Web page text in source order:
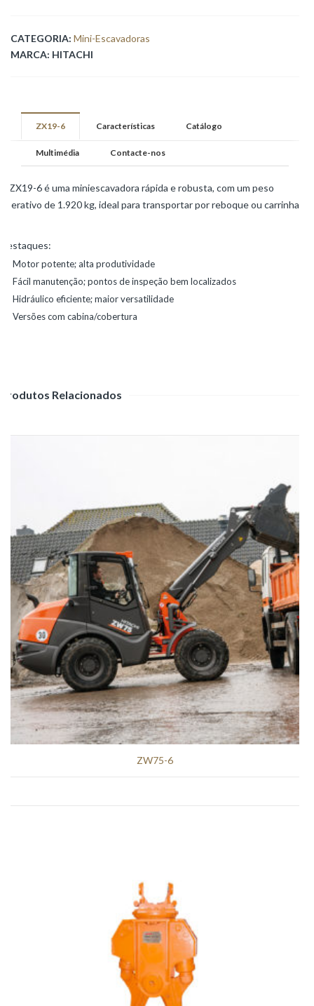
CATEGORIA: Mini-Escavadoras
MARCA: HITACHI
ZX19-6 Características Catálogo
Multimédia Contacte-nos
A ZX19-6 é uma miniescavadora rápida e robusta, com um peso
operativo de 1.920 kg, ideal para transportar por reboque ou carrinha.
Destaques:
Motor potente; alta produtividade
Fácil manutenção; pontos de inspeção bem localizados
Hidráulico eficiente; maior versatilidade
Versões com cabina/cobertura
Produtos Relacionados
ZW75-6